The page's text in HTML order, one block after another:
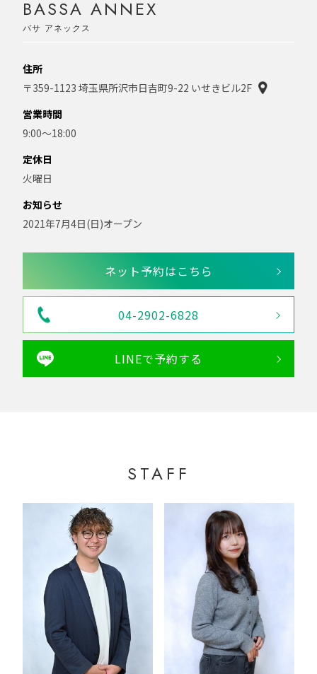
BASSA ANNEX
バサ アネックス
住所
〒359-1123 埼玉県所沢市日吉町9-22 いせきビル2F
営業時間
9:00〜18:00
定休日
火曜日
お知らせ
2021年7月4日(日)オープン
ネット予約はこちら
04-2902-6828
LINEで予約する
STAFF